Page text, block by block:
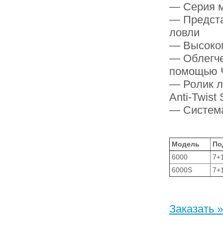
— Серия
—
ловли
—
—
помощью
— Ролик
Anti-Twist
—
Модель
6000
6000S
Заказать »